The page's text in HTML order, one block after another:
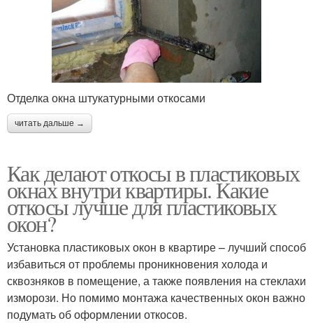
Отделка окна штукатурными откосами
читать дальше →
Как делают откосы в пластиковых
окнах внутри квартиры. Какие
откосы лучше для пластиковых
окон?
Установка пластиковых окон в квартире – лучший способ
избавиться от проблемы проникновения холода и
сквозняков в помещение, а также появления на стеклахи
изморози. Но помимо монтажа качественных окон важно
подумать об оформлении откосов.